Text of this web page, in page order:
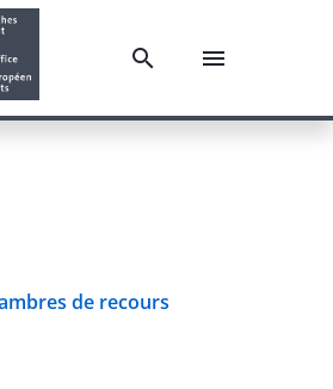
de recours